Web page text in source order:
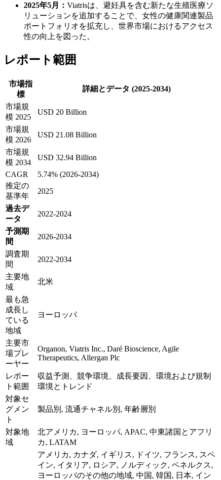
2025年5月： Viatrisは、避妊具を含む新たな生殖医療ソ
リューションを追加することで、女性の健康関連製品
ポートフォリオを拡充し、世界市場におけるアクセス
性の向上を図った。
レポート範囲
市場指
標
詳細とデータ (2025-2034)
市場規
模 2025
USD 20 Billion
市場規
模 2026
USD 21.08 Billion
市場規
模 2034
USD 32.94 Billion
CAGR
5.74% (2026-2034)
推定の
基準年
2025
過去デ
ータ
2022-2024
予測期
間
2026-2034
調査期
間
2022-2034
主要地
域
北米
最も急
成長し
ている
地域
ヨーロッパ
主要市
場プレ
ーヤー
Organon, Viatris Inc., Daré Bioscience, Agile
Therapeutics, Allergan Plc
レポー
ト範囲
収益予測、競争環境、成長要因、環境および規制
環境とトレンド
対象セ
グメン
ト
製品別, 流通チャネル別, 年齢層別
対象地
域
北アメリカ, ヨーロッパ, APAC, 中東諸国とアフリ
カ, LATAM
アメリカ, カナダ, イギリス, ドイツ, フランス, スペ
イン, イタリア, ロシア, ノルディック, ベネルクス,
ヨーロッパのその他の地域, 中国, 韓国, 日本, イン